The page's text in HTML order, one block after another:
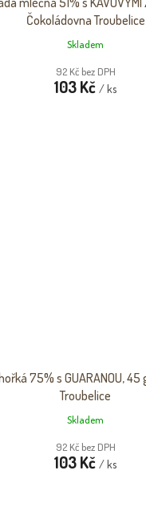
Čokoládovna Troubelice
Skladem
92 Kč bez DPH
103 Kč / ks
75% s GUARANOU, 45
Troubelice
Skladem
92 Kč bez DPH
103 Kč / ks